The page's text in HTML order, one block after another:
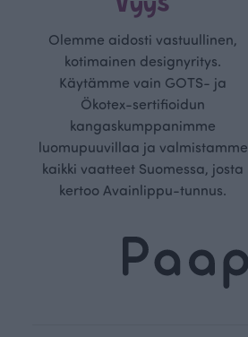
Olemme aidosti vastuullinen,
kotimainen designyritys.
Käytämme vain GOTS- ja
Ökotex-sertifioidun
kangaskumppanimme
luomupuuvillaa ja valmistamme
kaikki vaatteet Suomessa, josta
kertoo Avainlippu-tunnus.